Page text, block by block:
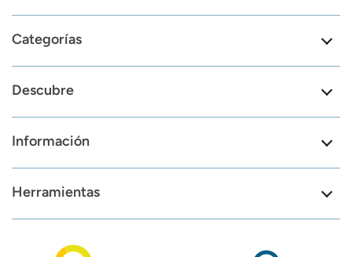
Categorías
Descubre
Información
Herramientas